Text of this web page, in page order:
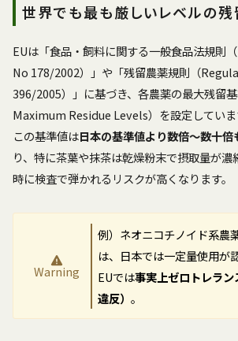
世界でも最も厳しいレベルの
EUは「食品・飼料に関する一般食品法規則
No 178/2002）」や「残留農薬規則（
396/2005）」に基づき、各農薬の最大残留
Maximum Residue Levels）を設定していま
この基準値は日本の基準値より数倍～数十倍
り、特に茶葉や抹茶は乾燥粉末で摂取量が濃
時に検査で弾かれるリスクが高くなります。
Warning
例）ネオニコチノイド系農
は、日本では一定量使用が
EUでは事実上ゼロトレラ
違反） 。